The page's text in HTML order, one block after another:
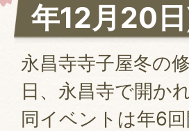
年12月20
永昌寺寺子屋冬の
日、永昌寺で開か
同イベントは年6